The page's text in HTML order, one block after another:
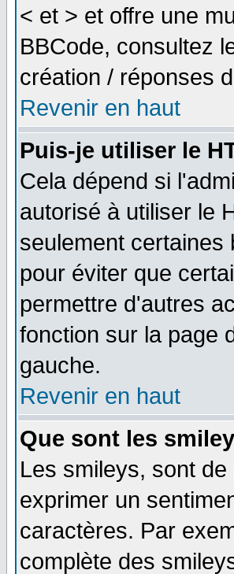
< et > et offre une
BBCode, consultez
création / réponses
Revenir en haut
Puis-je utiliser le
Cela dépend si
autorisé à utiliser le
seulement certaines
pour éviter que
permettre d'autres
fonction sur la page
gauche.
Revenir en haut
Que sont les
Les smileys, sont
exprimer un
caractères. Par
complète des